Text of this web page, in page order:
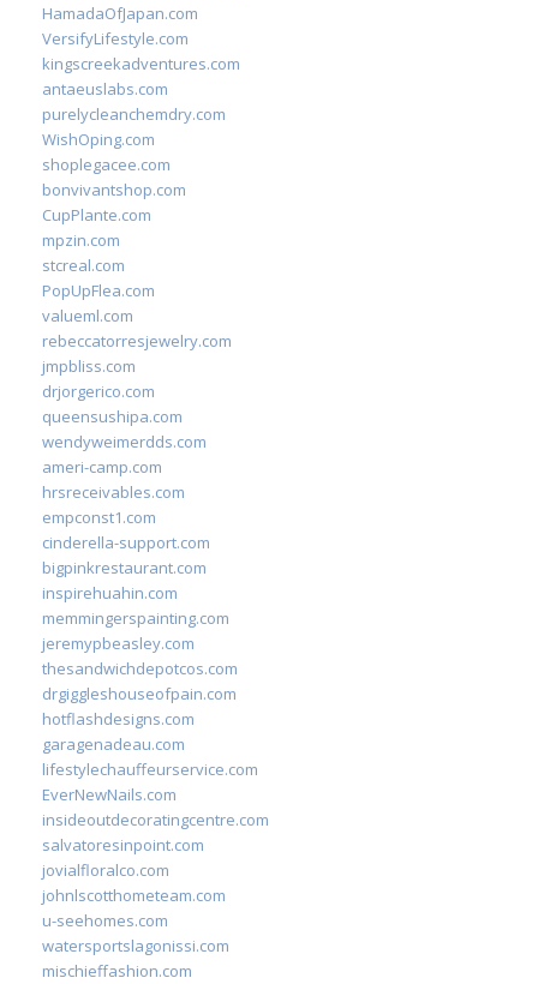
HamadaOfJapan.com
VersifyLifestyle.com
kingscreekadventures.com
antaeuslabs.com
purelycleanchemdry.com
WishOping.com
shoplegacee.com
bonvivantshop.com
CupPlante.com
mpzin.com
stcreal.com
PopUpFlea.com
valueml.com
rebeccatorresjewelry.com
jmpbliss.com
drjorgerico.com
queensushipa.com
wendyweimerdds.com
ameri-camp.com
hrsreceivables.com
empconst1.com
cinderella-support.com
bigpinkrestaurant.com
inspirehuahin.com
memmingerspainting.com
jeremypbeasley.com
thesandwichdepotcos.com
drgiggleshouseofpain.com
hotflashdesigns.com
garagenadeau.com
lifestylechauffeurservice.com
EverNewNails.com
insideoutdecoratingcentre.com
salvatoresinpoint.com
jovialfloralco.com
johnlscotthometeam.com
u-seehomes.com
watersportslagonissi.com
mischieffashion.com